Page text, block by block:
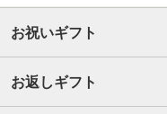
お祝いギフト
お返しギフト